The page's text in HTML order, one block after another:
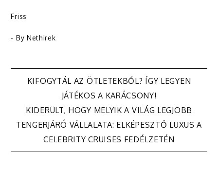
Friss
- By Nethirek
Bejegyzés
navigáció
KIFOGYTÁL AZ ÖTLETEKBŐL? ÍGY LEGYEN
JÁTÉKOS A KARÁCSONY!
KIDERÜLT, HOGY MELYIK A VILÁG LEGJOBB
TENGERJÁRÓ VÁLLALATA: ELKÉPESZTŐ LUXUS A
CELEBRITY CRUISES FEDÉLZETÉN